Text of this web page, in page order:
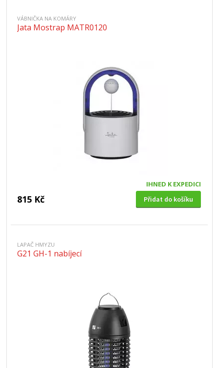
VÁBNIČKA NA KOMÁRY
Jata Mostrap MATR0120
IHNED K EXPEDICI
815 Kč Přidat do košíku
LAPAČ HMYZU
G21 GH-1 nabíjecí